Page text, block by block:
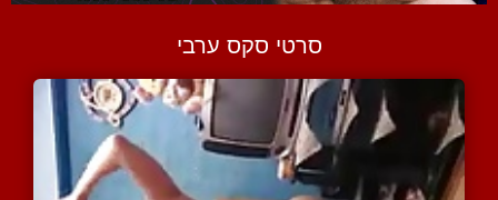
סרטי סקס ערבי